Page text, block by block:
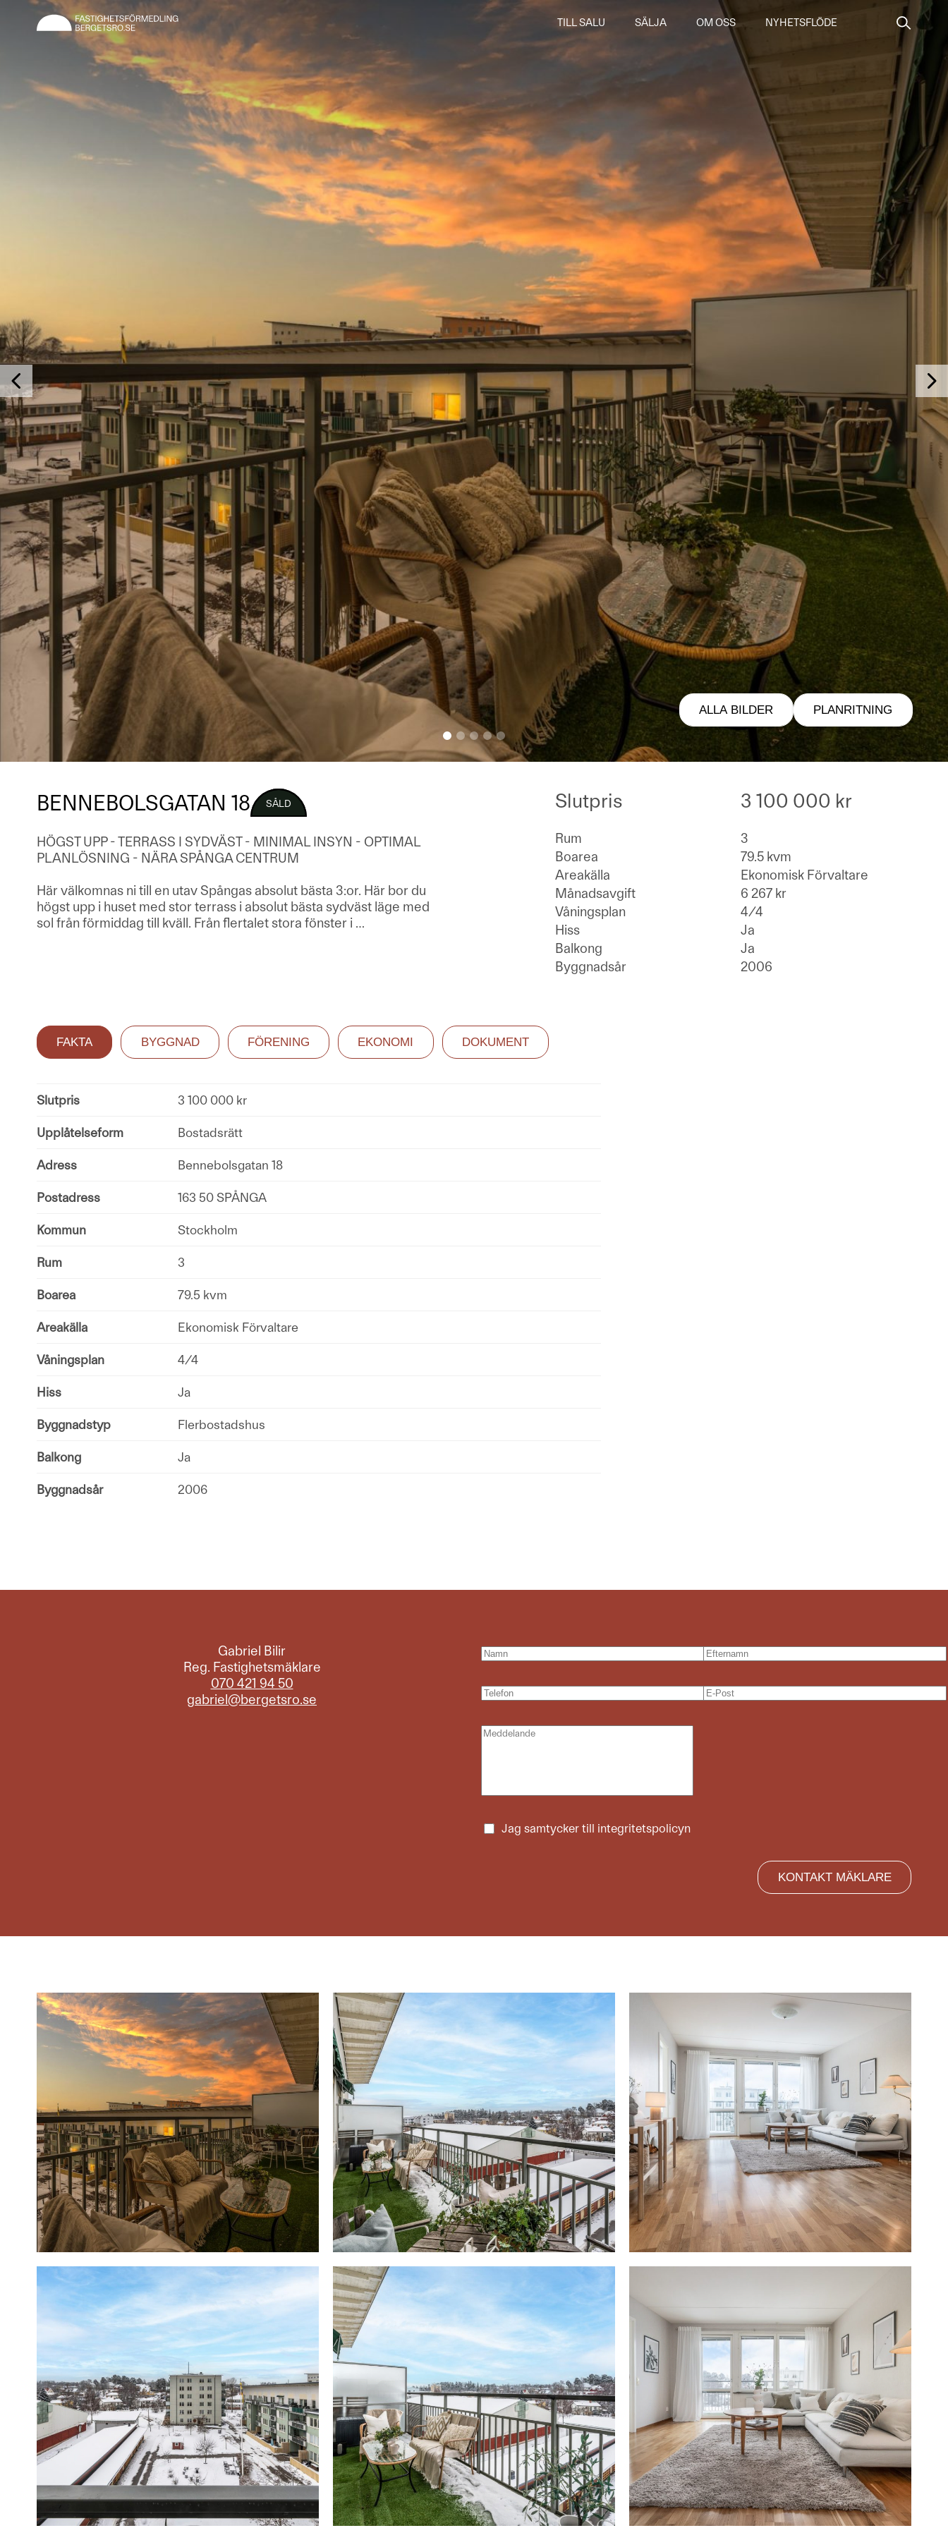
TILL SALU SÄLJA OM OSS NYHETSFLÖDE
ALLA BILDER PLANRITNING
BENNEBOLSGATAN 18 SÅLD
HÖGST UPP - TERRASS I SYDVÄST - MINIMAL INSYN - OPTIMAL
PLANLÖSNING - NÄRA SPÅNGA CENTRUM
Här välkomnas ni till en utav Spångas absolut bästa 3:or. Här bor du
högst upp i huset med stor terrass i absolut bästa sydväst läge med
sol från förmiddag till kväll. Från flertalet stora fönster i …
Slutpris 3 100 000 kr
Rum
3
Boarea
79.5 kvm
Areakälla
Ekonomisk Förvaltare
Månadsavgift
6 267 kr
Våningsplan
4/4
Hiss
Ja
Balkong
Ja
Byggnadsår
2006
FAKTA BYGGNAD FÖRENING EKONOMI DOKUMENT
Slutpris 3 100 000 kr
Upplåtelseform Bostadsrätt
Adress Bennebolsgatan 18
Postadress 163 50 SPÅNGA
Kommun Stockholm
Rum 3
Boarea 79.5 kvm
Areakälla Ekonomisk Förvaltare
Våningsplan 4/4
Hiss Ja
Byggnadstyp Flerbostadshus
Balkong Ja
Byggnadsår 2006
Gabriel Bilir
Reg. Fastighetsmäklare
070 421 94 50
gabriel@bergetsro.se
Jag samtycker till integritetspolicyn